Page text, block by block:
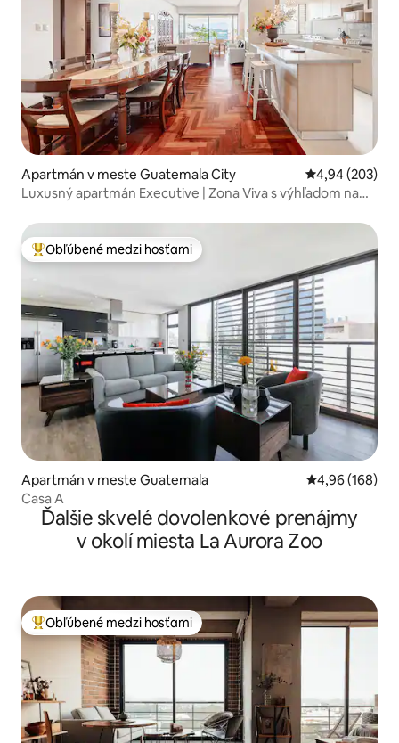
Apartmán v meste Guatemala City Priemerné
4,94 (203)
Luxusný apartmán Executive | Zona Viva s výhľadom na
Najobľúbenejšie medzi hosťami
Obľúbené medzi hosťami
Apartmán v meste Guatemala Priemerné
4,96 (168)
Casa A
Ďalšie skvelé dovolenkové prenájmy
v okolí miesta La Aurora Zoo
Najobľúbenejšie medzi hosťami
Obľúbené medzi hosťami